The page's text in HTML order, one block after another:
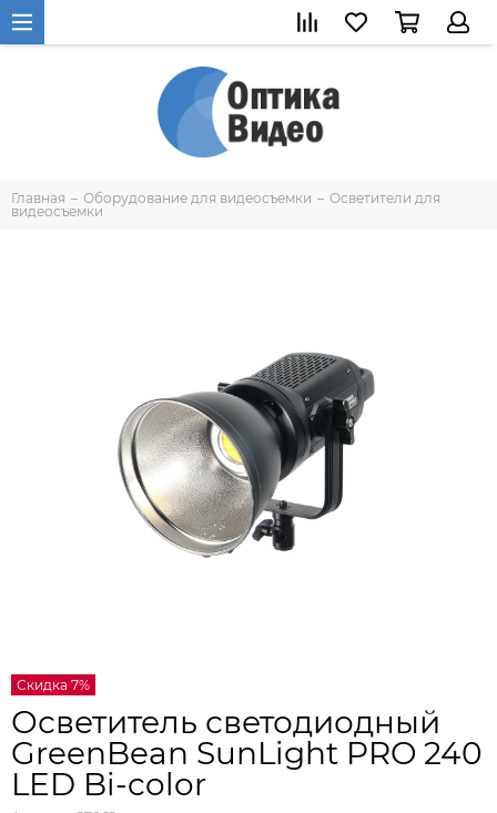
Главная Оборудование для видеосъемки
Осветители для
видеосъемки
Скидка 7%
Осветитель светодиодный
GreenBean SunLight PRO 240
LED Bi-color